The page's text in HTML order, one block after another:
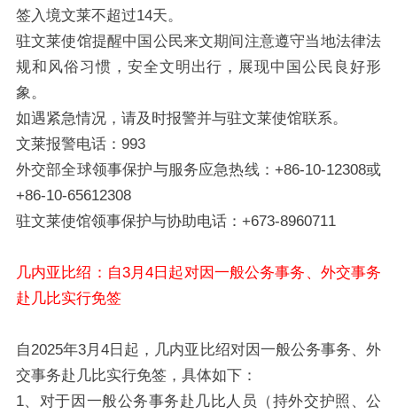
签入境文莱不超过14天。
驻文莱使馆提醒中国公民来文期间注意遵守当地法律法
规和风俗习惯，安全文明出行，展现中国公民良好形
象。
如遇紧急情况，请及时报警并与驻文莱使馆联系。
文莱报警电话：993
外交部全球领事保护与服务应急热线：+86-10-12308或
+86-10-65612308
驻文莱使馆领事保护与协助电话：+673-8960711
几内亚比绍：自3月4日起对因一般公务事务、外交事务
赴几比实行免签
自2025年3月4日起，几内亚比绍对因一般公务事务、外
交事务赴几比实行免签，具体如下：
1、对于因一般公务事务赴几比人员（持外交护照、公